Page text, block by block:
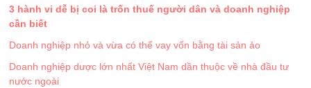
3 hành vi dễ bị coi là trốn thuế người dân và doanh nghiệp
cần biết
Doanh nghiệp nhỏ và vừa có thể vay vốn bằng tài sản ảo
Doanh nghiệp dược lớn nhất Việt Nam dần thuộc về nhà đầu tư
nước ngoài